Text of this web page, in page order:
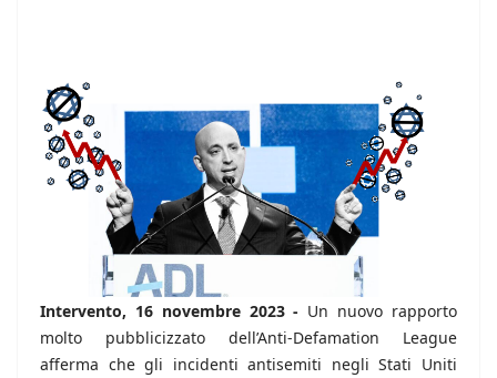
Intervento, 16 novembre 2023 - Un nuovo rapporto
molto pubblicizzato dell’Anti-Defamation League
afferma che gli incidenti antisemiti negli Stati Uniti